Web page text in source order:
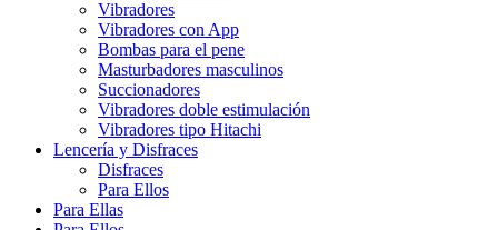
Vibradores
Vibradores con App
Bombas para el pene
Masturbadores masculinos
Succionadores
Vibradores doble estimulación
Vibradores tipo Hitachi
Lencería y Disfraces
Disfraces
Para Ellos
Para Ellas